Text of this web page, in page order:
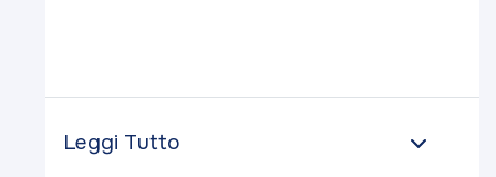
Leggi Tutto